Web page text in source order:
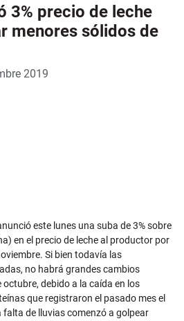
3% precio de leche
menores sólidos de
2019
este lunes una suba de 3% sobre
en el precio de leche al productor por
Si bien todavía las
no habrá grandes cambios
debido a la caída en los
que registraron el pasado mes el
de lluvias comenzó a golpear